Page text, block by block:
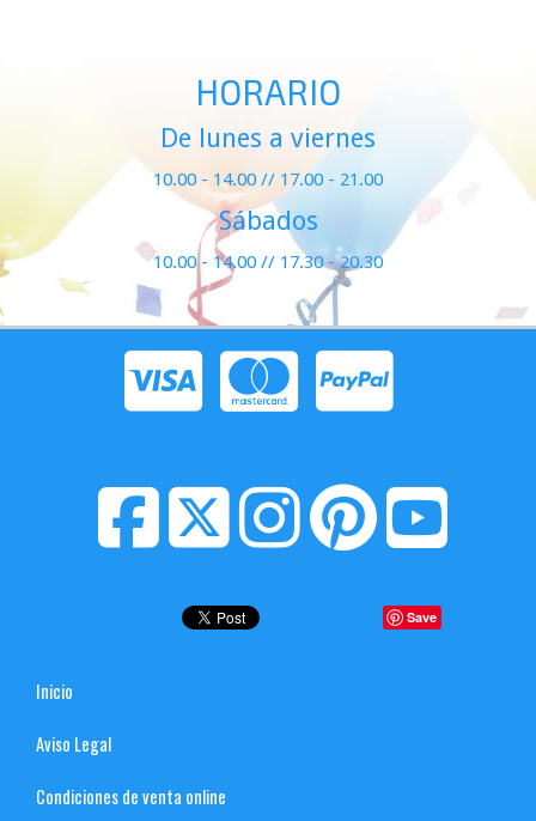
HORARIO
De lunes a viernes
10.00 - 14.00 // 17.00 - 21.00
Sábados
10.00 - 14.00 // 17.30 - 20.30
Save
Inicio
Aviso Legal
Condiciones de venta online